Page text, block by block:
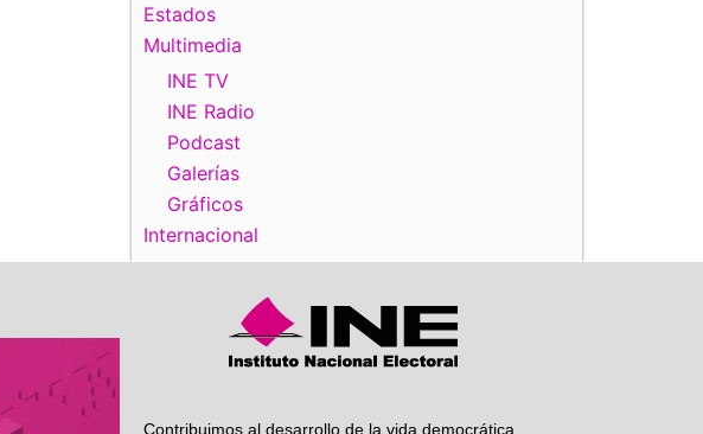
Estados
Multimedia
INE TV
INE Radio
Podcast
Galerías
Gráficos
Internacional
Contribuimos al desarrollo de la vida democrática